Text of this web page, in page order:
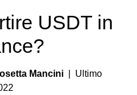
USDT in
Mancini | Ultimo